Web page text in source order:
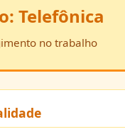
Telefônica
no trabalho